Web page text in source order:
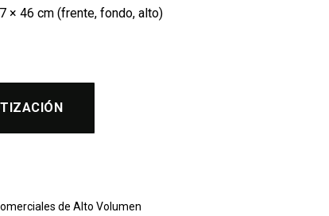
× 46 cm (frente, fondo, alto)
de Alto Volumen